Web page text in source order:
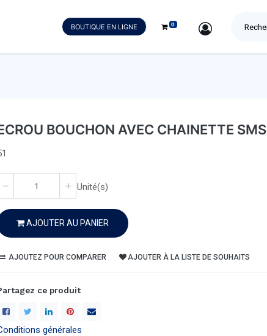
BOUTIQUE EN LIGNE 0 SIGN IN
BOUCHON AVEC CHAINETTE SMS
Unité(s)
AJOUTER AU PANIER
AJOUTEZ POUR COMPARER AJOUTER À LA LISTE DE SOUHAITS
ce produit
générales